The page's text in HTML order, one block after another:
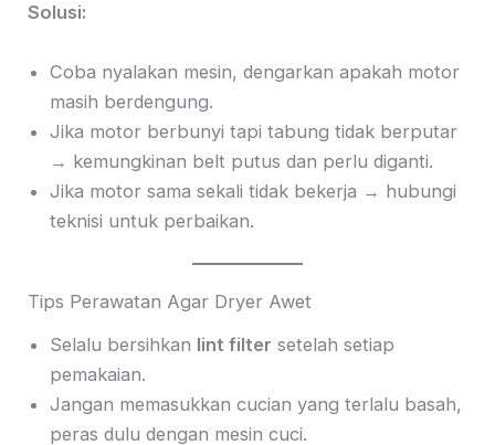
Solusi:
Coba nyalakan mesin, dengarkan apakah motor
masih berdengung.
Jika motor berbunyi tapi tabung tidak berputar
→ kemungkinan belt putus dan perlu diganti.
Jika motor sama sekali tidak bekerja → hubungi
teknisi untuk perbaikan.
Tips Perawatan Agar Dryer Awet
Selalu bersihkan lint filter setelah setiap
pemakaian.
Jangan memasukkan cucian yang terlalu basah,
peras dulu dengan mesin cuci.